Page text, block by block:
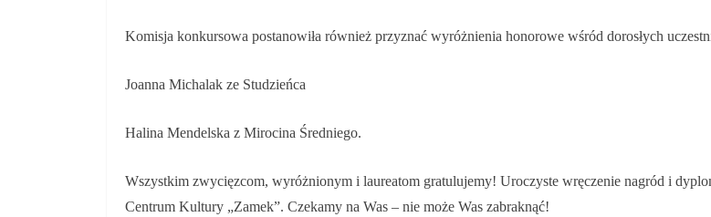
Komisja konkursowa postanowiła również przyznać wyróżnienia honorowe wśród dorosłych
Joanna Michalak ze Studzieńca
Halina Mendelska z Mirocina Średniego.
Wszystkim zwycięzcom, wyróżnionym i laureatom gratulujemy! Uroczyste wręczenie nagród i
Centrum Kultury „Zamek”. Czekamy na Was – nie może Was zabraknąć!